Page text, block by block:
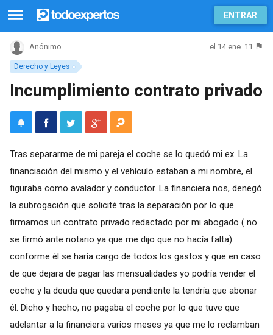
ENTRAR
Derecho y Leyes
Anónimo el 14 ene. 11
Incumplimiento contrato privado
Tras separarme de mi pareja el coche se lo quedó mi ex. La
financiación del mismo y el vehículo estaban a mi nombre, el
figuraba como avalador y conductor. La financiera nos, denegó
la subrogación que solicité tras la separación por lo que
firmamos un contrato privado redactado por mi abogado ( no
se firmó ante notario ya que me dijo que no hacía falta)
conforme él se haría cargo de todos los gastos y que en caso
de que dejara de pagar las mensualidades yo podría vender el
coche y la deuda que quedara pendiente la tendría que abonar
él. Dicho y hecho, no pagaba el coche por lo que tuve que
adelantar a la financiera varios meses ya que me lo reclamban